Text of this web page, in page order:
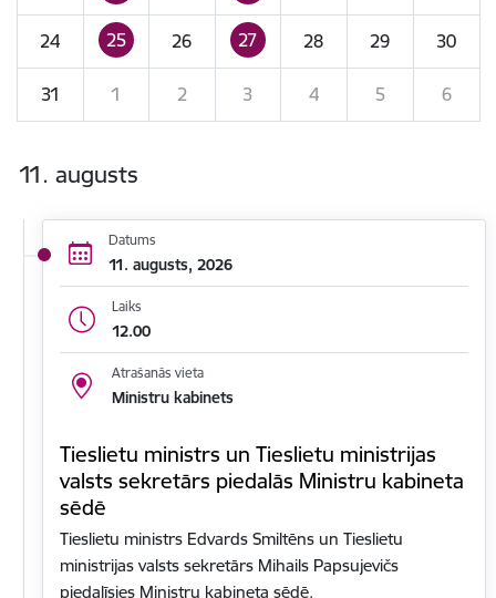
24 25 26 27 28 29 30
31 1 2 3 4 5 6
11. augusts
Datums
11. augusts, 2026
Laiks
12.00
Atrašanās vieta
Ministru kabinets
Tieslietu ministrs un Tieslietu ministrijas
valsts sekretārs piedalās Ministru kabineta
sēdē
Tieslietu ministrs Edvards Smiltēns un Tieslietu
ministrijas valsts sekretārs Mihails Papsujevičs
piedalīsies Ministru kabineta sēdē.